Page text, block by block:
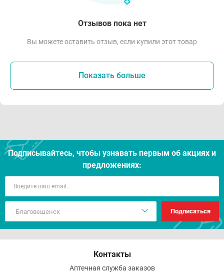
Отзывов пока нет
Вы можете оставить отзыв, если купили этот товар
Показать больше
Подписывайтесь, чтобы узнавать первым об акцияx и
предложениях:
Подписаться
Контакты
Аптечная служба заказов